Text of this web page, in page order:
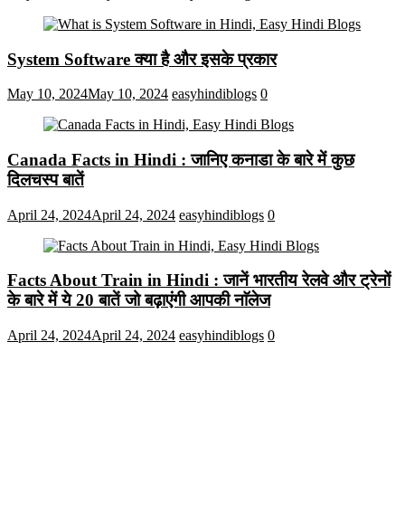
System Software क्या है और इसके प्रकार
May 10, 2024May 10, 2024 easyhindiblogs 0
Canada Facts in Hindi : जानिए कनाडा के बारे में कुछ
दिलचस्प बातें
April 24, 2024April 24, 2024 easyhindiblogs 0
Facts About Train in Hindi : जानें भारतीय रेलवे और ट्रेनों
के बारे में ये 20 बातें जो बढ़ाएंगी आपकी नाॅलेज
April 24, 2024April 24, 2024 easyhindiblogs 0